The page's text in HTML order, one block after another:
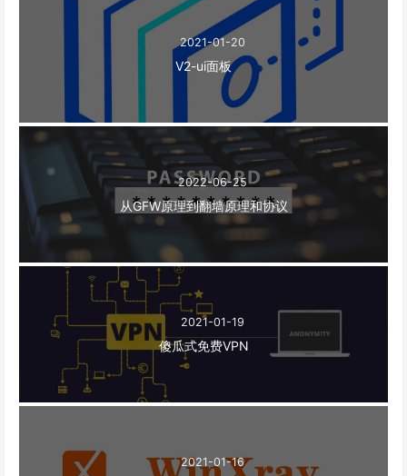
2021-01-20
V2-ui面板
2022-06-25
从GFW原理到翻墙原理和协议
2021-01-19
傻瓜式免费VPN
2021-01-16